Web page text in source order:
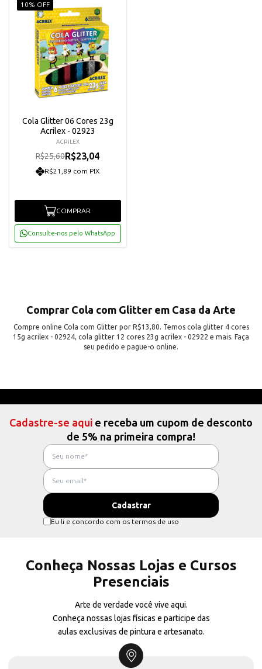
10% OFF
Cola Glitter 06 Cores 23g
Acrilex - 02923
ACRILEX
R$25,60R$23,04
R$21,89 com PIX
COMPRAR
Consulte-nos pelo WhatsApp
Comprar Cola com Glitter em Casa da Arte
Compre online Cola com Glitter por R$13,80. Temos cola glitter 4 cores
15g acrilex - 02924, cola glitter 12 cores 23g acrilex - 02922 e mais. Faça
seu pedido e pague-o online.
Cadastre-se aqui e receba um cupom de desconto
de 5% na primeira compra!
Eu li e concordo com os termos de uso
Conheça Nossas Lojas e Cursos
Presenciais
Arte de verdade você vive aqui.
Conheça nossas lojas físicas e participe das
aulas exclusivas de pintura e artesanato.